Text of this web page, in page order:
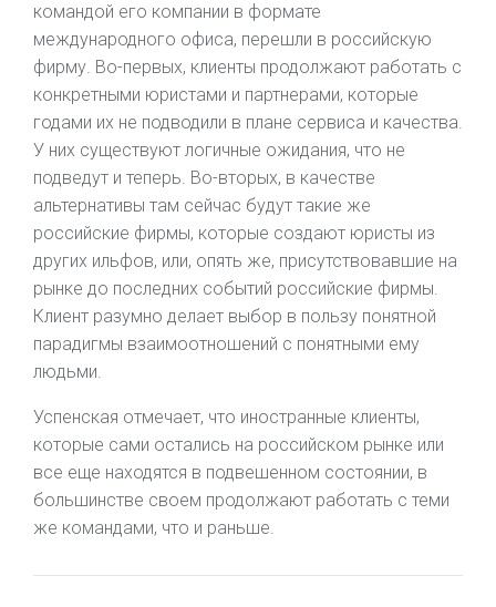
командой его компании в формате
международного офиса, перешли в российскую
фирму. Во-первых, клиенты продолжают работать с
конкретными юристами и партнерами, которые
годами их не подводили в плане сервиса и качества.
У них существуют логичные ожидания, что не
подведут и теперь. Во-вторых, в качестве
альтернативы там сейчас будут такие же
российские фирмы, которые создают юристы из
других ильфов, или, опять же, присутствовавшие на
рынке до последних событий российские фирмы.
Клиент разумно делает выбор в пользу понятной
парадигмы взаимоотношений с понятными ему
людьми.
Успенская отмечает, что иностранные клиенты,
которые сами остались на российском рынке или
все еще находятся в подвешенном состоянии, в
большинстве своем продолжают работать с теми
же командами, что и раньше.